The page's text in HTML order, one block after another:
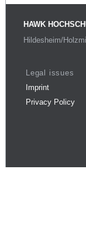
HAWK
Hildesheim/
Legal issues
Imprint
Privacy Policy